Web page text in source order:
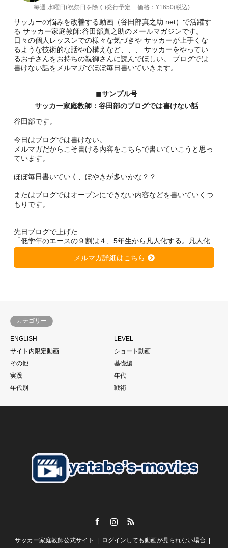
毎週 水曜日(祝祭日を除く)発行予定 価格：¥1650(税込)
サッカーの悩みを改善する動画（谷田部真之助.net）で活躍す
る サッカー家庭教師:谷田部真之助のメールマガジンです。
日々の個人レッスンでの様々な気づきや サッカーが上手くな
るような技術的な話や心構えなど、、、 サッカーをやってい
るお子さんをお持ちの親御さんに読んでほしい。 ブログでは
書けない話をメルマガでほぼ毎日書いていきます。
◼︎サンプル号
サッカー家庭教師：谷田部のブログでは書けない話
谷田部です。
今日はブログでは書けない。
メルマガだからこそ書ける内容をこちらで書いていこうと思っ
ています。
ほぼ毎日書いていく、ぼやきが多いかな？？
またはブログではオープンにできない内容などを書いていくつ
もりです。
先日ブログで上げた
「低学年のエースの９割は４、5年生から凡人化する。凡人化
しないために、、、」
https://soccer-kateikyousi.com/daihyoublog/archives/7684.htm
l
す。
当たり前と言われるかもしれません。
もちろん個の力
それでものめり込みすぎて、そこをおざなりにする
す。
私がずっと言い続けている
「親御さんの理解」
【スクールの必要性とは？】
谷田部としては
メルマガ詳細はこちら
カテゴリー
ENGLISH
LEVEL
サイト内限定動画
ショート動画
その他
基礎編
実践
年代
年代別
戦術
サッカー家庭教師公式サイト ログインしても動画が見られない場合